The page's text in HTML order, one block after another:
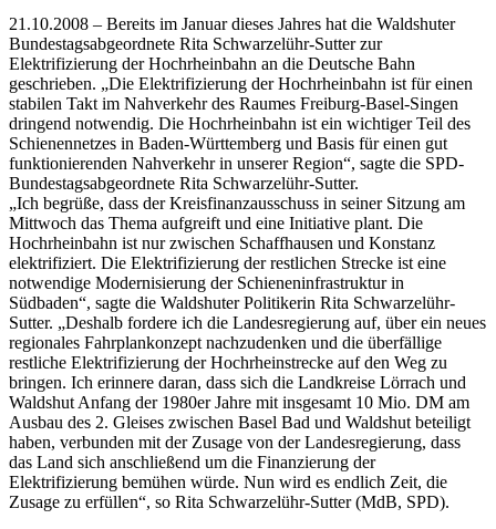
21.10.2008 – Bereits im Januar dieses Jahres hat die Waldshuter
Bundestagsabgeordnete Rita Schwarzelühr-Sutter zur
Elektrifizierung der Hochrheinbahn an die Deutsche Bahn
geschrieben. „Die Elektrifizierung der Hochrheinbahn ist für einen
stabilen Takt im Nahverkehr des Raumes Freiburg-Basel-Singen
dringend notwendig. Die Hochrheinbahn ist ein wichtiger Teil des
Schienennetzes in Baden-Württemberg und Basis für einen gut
funktionierenden Nahverkehr in unserer Region“, sagte die SPD-
Bundestagsabgeordnete Rita Schwarzelühr-Sutter.
„Ich begrüße, dass der Kreisfinanzausschuss in seiner Sitzung am
Mittwoch das Thema aufgreift und eine Initiative plant. Die
Hochrheinbahn ist nur zwischen Schaffhausen und Konstanz
elektrifiziert. Die Elektrifizierung der restlichen Strecke ist eine
notwendige Modernisierung der Schieneninfrastruktur in
Südbaden“, sagte die Waldshuter Politikerin Rita Schwarzelühr-
Sutter. „Deshalb fordere ich die Landesregierung auf, über ein neues
regionales Fahrplankonzept nachzudenken und die überfällige
restliche Elektrifizierung der Hochrheinstrecke auf den Weg zu
bringen. Ich erinnere daran, dass sich die Landkreise Lörrach und
Waldshut Anfang der 1980er Jahre mit insgesamt 10 Mio. DM am
Ausbau des 2. Gleises zwischen Basel Bad und Waldshut beteiligt
haben, verbunden mit der Zusage von der Landesregierung, dass
das Land sich anschließend um die Finanzierung der
Elektrifizierung bemühen würde. Nun wird es endlich Zeit, die
Zusage zu erfüllen“, so Rita Schwarzelühr-Sutter (MdB, SPD).